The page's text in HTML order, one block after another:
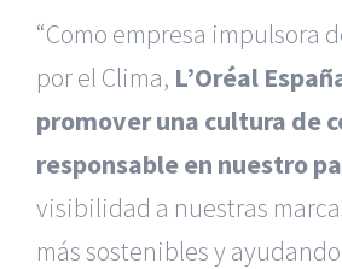
“Como empresa impulsora
por el Clima, L’Oréal
promover una cultura de
responsable en nuestro
visibilidad a nuestras
más sostenibles y